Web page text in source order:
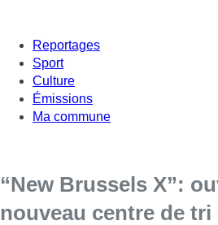
Reportages
Sport
Culture
Émissions
Ma commune
“New Brussels X”:
nouveau centre de tri